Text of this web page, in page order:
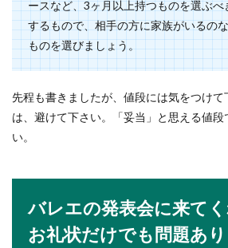
引先の呼び方...
ースなど、3ヶ月以上持つものを選ぶ
するもので、相手の方に家族がいるの
ものを選びましょう。
先程も書きましたが、値段には気をつけ
は、避けて下さい。「妥当」と思える値段
い。
バレエの発表会に来て
お礼状だけでも問題あ